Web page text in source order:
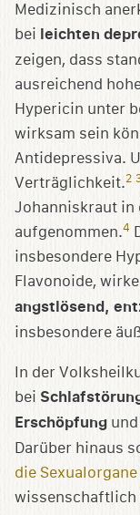
Medizinisch
bei leichten
zeigen, dass
ausreichend
Hypericin unter
wirksam sein
Antidepressiva.
Verträglichkeit.2
Johanniskraut in
aufgenommen.4
insbesondere
Flavonoide,
angstlösend,
insbesondere
In der
bei
Erschöpfung und
Darüber hinaus
die Sexualorgane
wissenschaftlich